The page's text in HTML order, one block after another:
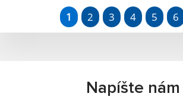
1 2 3 4 5 6
Napíšte nám